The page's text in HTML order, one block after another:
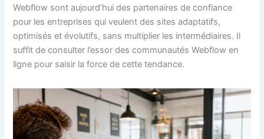
Webflow sont aujourd’hui des partenaires de confiance
pour les entreprises qui veulent des sites adaptatifs,
optimisés et évolutifs, sans multiplier les intermédiaires. Il
suffit de consulter l’essor des communautés Webflow en
ligne pour saisir la force de cette tendance.